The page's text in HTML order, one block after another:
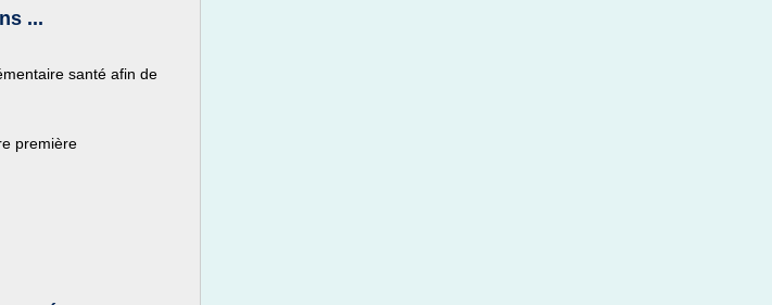
...
santé afin de
première